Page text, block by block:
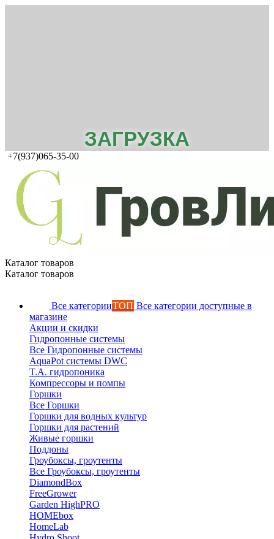
ЗАГРУЗКА
+7(937)065-35-00
Каталог товаров
Каталог товаров
Все категорииТОП Все категории доступные в
магазине
Акции и скидки
Гидропонные системы
Все Гидропонные системы
AquaPot системы DWC
T.A. гидропоника
Компрессоры и помпы
Горшки
Все Горшки
Горшки для водных культур
Горшки для растений
Живые горшки
Поддоны
Гроубоксы, гроутенты
Все Гроубоксы, гроутенты
DiamondBox
FreeGrower
Garden HighPRO
HOMEbox
HomeLab